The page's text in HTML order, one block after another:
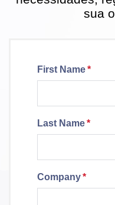
sua
First Name*
Last Name*
Company*